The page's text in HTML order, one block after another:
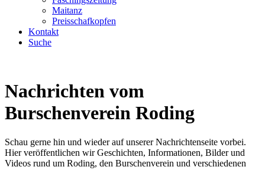
Maitanz
Preisschafkopfen
Kontakt
Suche
Nachrichten vom
Burschenverein Roding
Schau gerne hin und wieder auf unserer Nachrichtenseite vorbei.
Hier veröffentlichen wir Geschichten, Informationen, Bilder und
Videos rund um Roding, den Burschenverein und verschiedenen